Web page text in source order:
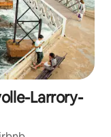
Larrory-